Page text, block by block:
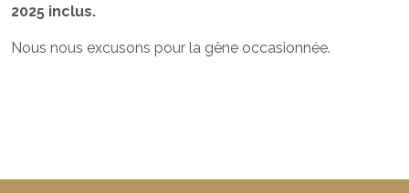
2025 inclus.
Nous nous excusons pour la gêne occasionnée.